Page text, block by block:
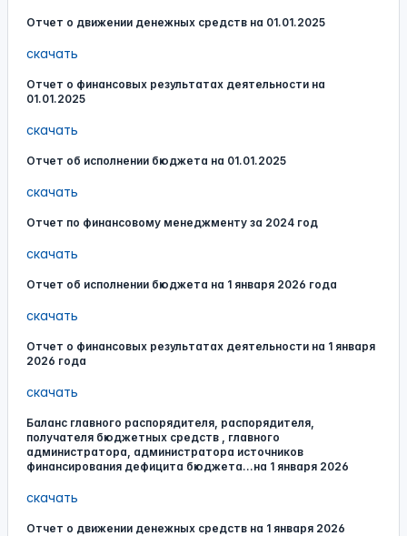
Отчет о движении денежных средств на 01.01.2025
скачать
Отчет о финансовых результатах деятельности на
01.01.2025
скачать
Отчет об исполнении бюджета на 01.01.2025
скачать
Отчет по финансовому менеджменту за 2024 год
скачать
Отчет об исполнении бюджета на 1 января 2026 года
скачать
Отчет о финансовых результатах деятельности на 1 января
2026 года
скачать
Баланс главного распорядителя, распорядителя,
получателя бюджетных средств , главного
администратора, администратора источников
финансирования дефицита бюджета...на 1 января 2026
скачать
Отчет о движении денежных средств на 1 января 2026